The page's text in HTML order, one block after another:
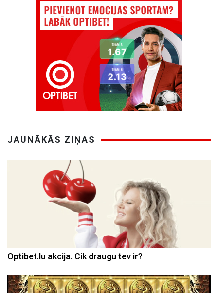
JAUNĀKĀS ZIŅAS
Optibet.lu akcija. Cik draugu tev ir?